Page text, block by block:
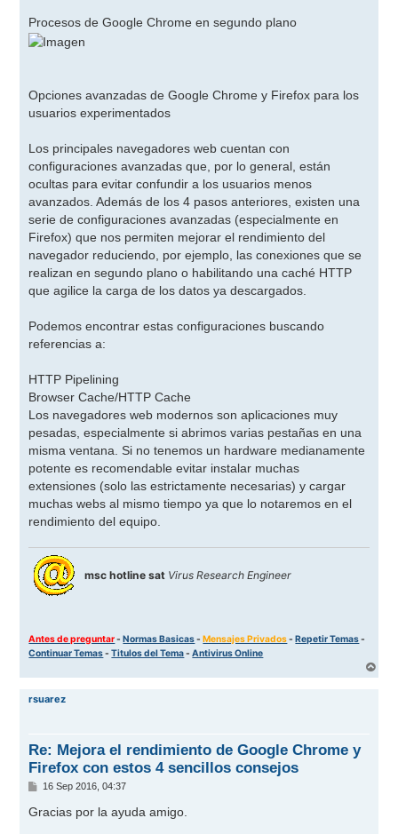
Procesos de Google Chrome en segundo plano
Opciones avanzadas de Google Chrome y Firefox para los
usuarios experimentados
Los principales navegadores web cuentan con
configuraciones avanzadas que, por lo general, están
ocultas para evitar confundir a los usuarios menos
avanzados. Además de los 4 pasos anteriores, existen una
serie de configuraciones avanzadas (especialmente en
Firefox) que nos permiten mejorar el rendimiento del
navegador reduciendo, por ejemplo, las conexiones que se
realizan en segundo plano o habilitando una caché HTTP
que agilice la carga de los datos ya descargados.
Podemos encontrar estas configuraciones buscando
referencias a:
HTTP Pipelining
Browser Cache/HTTP Cache
Los navegadores web modernos son aplicaciones muy
pesadas, especialmente si abrimos varias pestañas en una
misma ventana. Si no tenemos un hardware medianamente
potente es recomendable evitar instalar muchas
extensiones (solo las estrictamente necesarias) y cargar
muchas webs al mismo tiempo ya que lo notaremos en el
rendimiento del equipo.
msc hotline sat Virus Research Engineer
Antes de preguntar-Normas Basicas-Mensajes Privados-Repetir Temas-
Continuar Temas-Titulos del Tema-Antivirus Online
r
rsuarez
Re: Mejora el rendimiento de Google Chrome y
Firefox con estos 4 sencillos consejos
M
n
s
16 Sep 2016, 04:37
Gracias por la ayuda amigo.